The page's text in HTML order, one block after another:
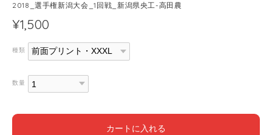
2018_選手権新潟大会_1回戦_新潟県央工-高田農
¥1,500
種類
数量
カートに入れる